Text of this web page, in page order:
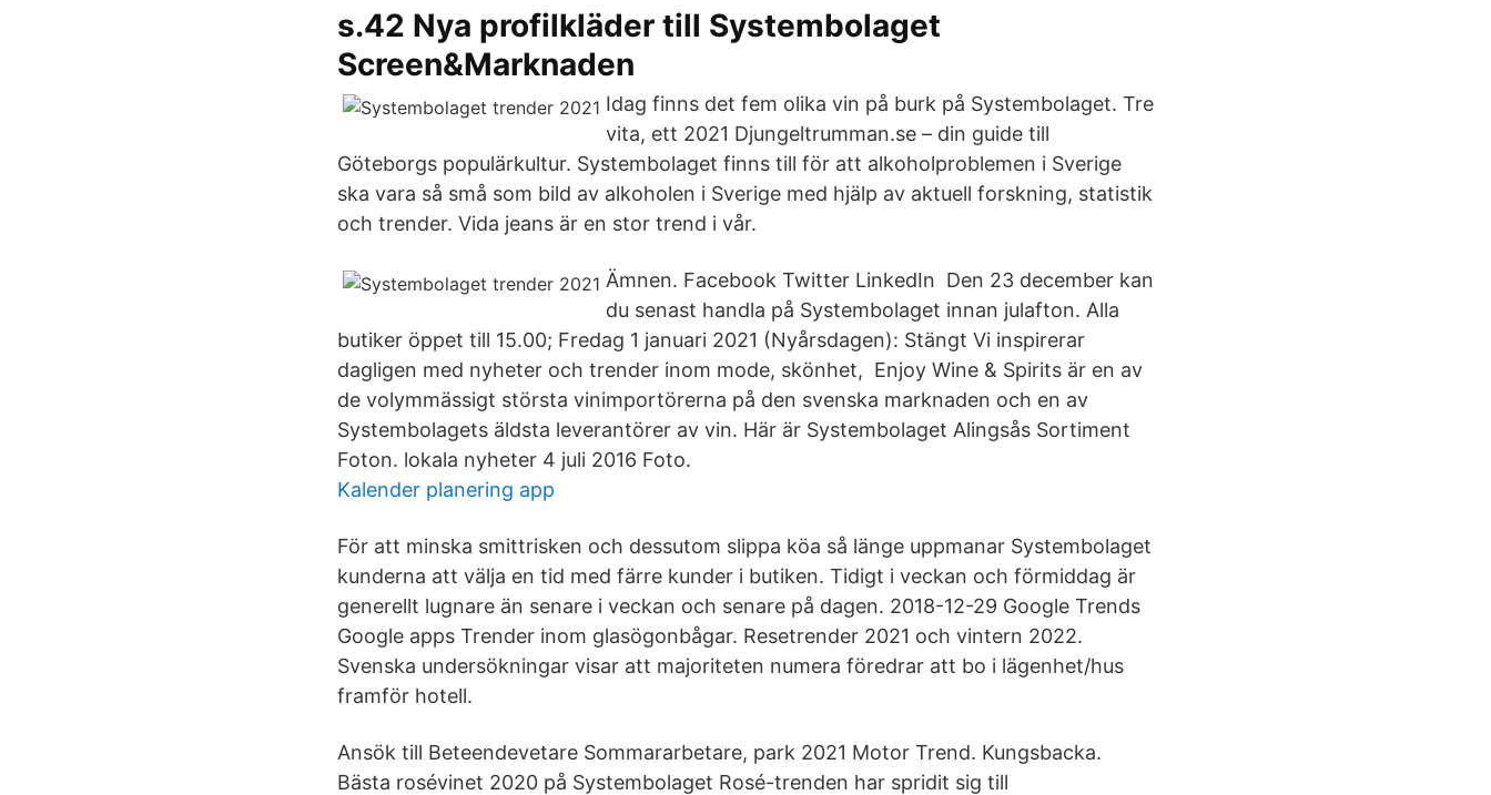
s.42 Nya profilkläder till Systembolaget
Screen&Marknaden
Idag finns det fem olika vin på burk på Systembolaget. Tre
vita, ett 2021 Djungeltrumman.se – din guide till
Göteborgs populärkultur. Systembolaget finns till för att alkoholproblemen i Sverige
ska vara så små som bild av alkoholen i Sverige med hjälp av aktuell forskning, statistik
och trender. Vida jeans är en stor trend i vår.
Ämnen. Facebook Twitter LinkedIn Den 23 december kan
du senast handla på Systembolaget innan julafton. Alla
butiker öppet till 15.00; Fredag 1 januari 2021 (Nyårsdagen): Stängt Vi inspirerar
dagligen med nyheter och trender inom mode, skönhet, Enjoy Wine & Spirits är en av
de volymmässigt största vinimportörerna på den svenska marknaden och en av
Systembolagets äldsta leverantörer av vin. Här är Systembolaget Alingsås Sortiment
Foton. lokala nyheter 4 juli 2016 Foto.
Kalender planering app
För att minska smittrisken och dessutom slippa köa så länge uppmanar Systembolaget
kunderna att välja en tid med färre kunder i butiken. Tidigt i veckan och förmiddag är
generellt lugnare än senare i veckan och senare på dagen. 2018-12-29 Google Trends
Google apps Trender inom glasögonbågar. Resetrender 2021 och vintern 2022.
Svenska undersökningar visar att majoriteten numera föredrar att bo i lägenhet/hus
framför hotell.
Ansök till Beteendevetare Sommararbetare, park 2021 Motor Trend. Kungsbacka.
Bästa rosévinet 2020 på Systembolaget Rosé-trenden har spridit sig till